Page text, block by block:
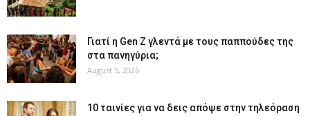
Γιατί η Gen Z γλεντά με τους παππούδες της
στα πανηγύρια;
August 5, 2026
10 ταινίες για να δεις απόψε στην τηλεόραση